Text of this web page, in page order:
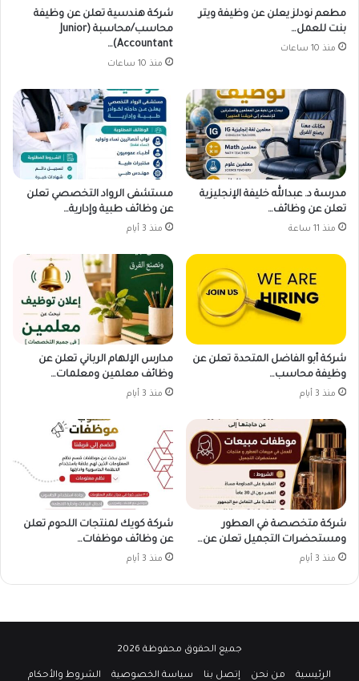
مطعم نودلز يعلن عن وظيفة ويتر
بنت للعمل…
منذ 10 ساعات
شركة هندسية تعلن عن وظيفة
محاسب/محاسبة (Junior
Accountant)…
منذ 10 ساعات
مدرسة د. عبدالله خليفة الإنجليزية
تعلن عن وظائف…
منذ 11 ساعة
مستشفى الرواد التخصصي تعلن
عن وظائف طبية وإدارية…
منذ 3 أيام
شركة أبو الفاضل المتحدة تعلن عن
وظيفة محاسب…
منذ 3 أيام
مدارس الإلهام الرباني تعلن عن
وظائف معلمين ومعلمات…
منذ 3 أيام
شركة متخصصة في العطور
ومستحضرات التجميل تعلن عن…
منذ 3 أيام
شركة كويك لمنتجات اللحوم تعلن
عن وظائف موظفات…
منذ 3 أيام
جميع الحقوق محفوظة 2026
الرئيسية من نحن إتصل بنا سياسة الخصوصية الشروط والأحكام